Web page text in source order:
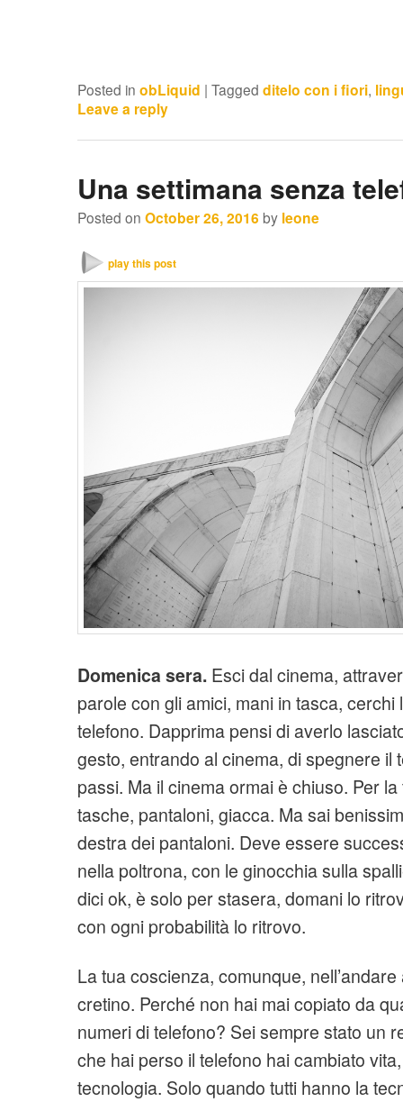
Posted in obLiquid | Tagged ditelo con i fiori,
Leave a reply
Una settimana senza
Posted on October 26, 2016 by leone
play this post
Domenica sera. Esci dal cinema,
parole con gli amici, mani in tasca,
telefono. Dapprima pensi di averlo
gesto, entrando al cinema, di spegnere il
passi. Ma il cinema ormai è chiuso. Per
tasche, pantaloni, giacca. Ma sai
destra dei pantaloni. Deve essere
nella poltrona, con le ginocchia sulla
dici ok, è solo per stasera, domani lo
con ogni probabilità lo ritrovo.
La tua coscienza, comunque,
cretino. Perché non hai mai copiato da
numeri di telefono? Sei sempre stato un
che hai perso il telefono hai cambiato
tecnologia. Solo quando tutti hanno la